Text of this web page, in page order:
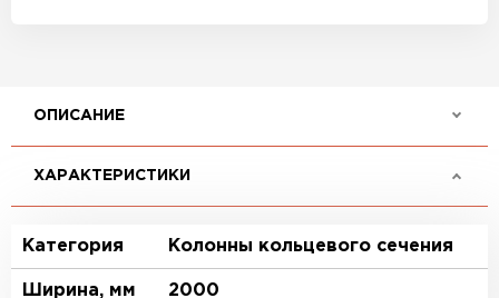
ОПИСАНИЕ
ХАРАКТЕРИСТИКИ
Категория Колонны кольцевого сечения
Ширина, мм 2000